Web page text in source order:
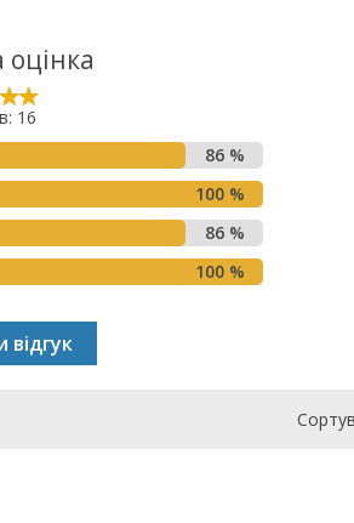
16
86 %
100 %
86 %
100 %